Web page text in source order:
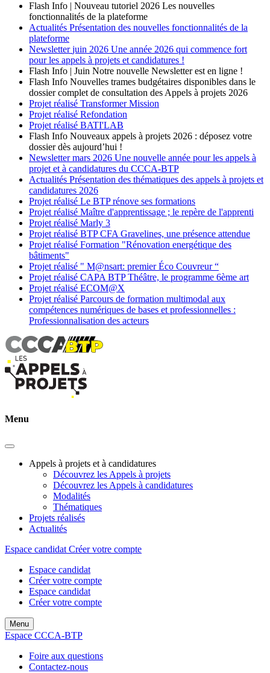
Flash Info | Nouveau tutoriel 2026 Les nouvelles
fonctionnalités de la plateforme
Actualités Présentation des nouvelles fonctionnalités de la
plateforme
Newsletter juin 2026 Une année 2026 qui commence fort
pour les appels à projets et candidatures !
Flash Info | Juin Notre nouvelle Newsletter est en ligne !
Flash Info Nouvelles trames budgétaires disponibles dans le
dossier complet de consultation des Appels à projets 2026
Projet réalisé Transformer Mission
Projet réalisé Refondation
Projet réalisé BATI'LAB
Flash Info Nouveaux appels à projets 2026 : déposez votre
dossier dès aujourd’hui !
Newsletter mars 2026 Une nouvelle année pour les appels à
projet et à candidatures du CCCA-BTP
Actualités Présentation des thématiques des appels à projets et
candidatures 2026
Projet réalisé Le BTP rénove ses formations
Projet réalisé Maître d'apprentissage ; le repère de l'apprenti
Projet réalisé Marly 3
Projet réalisé BTP CFA Gravelines, une présence attendue
Projet réalisé Formation "Rénovation energétique des
bâtiments"
Projet réalisé " M@nsart: premier Éco Couvreur “
Projet réalisé CAPA BTP Théâtre, le programme 6ème art
Projet réalisé ECOM@X
Projet réalisé Parcours de formation multimodal aux
compétences numériques de bases et professionnelles :
Professionnalisation des acteurs
Menu
Appels à projets et à candidatures
Découvrez les Appels à projets
Découvrez les Appels à candidatures
Modalités
Thématiques
Projets réalisés
Actualités
Espace candidat Créer votre compte
Espace candidat
Créer votre compte
Espace candidat
Créer votre compte
Menu
Espace CCCA-BTP
Foire aux questions
Contactez-nous